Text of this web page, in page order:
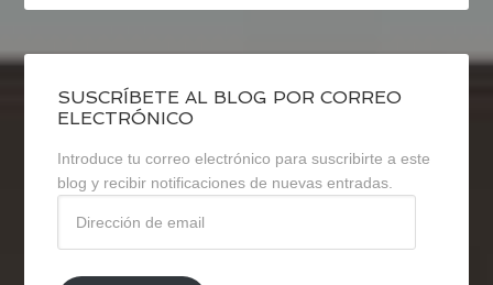
SUSCRÍBETE AL BLOG POR CORREO
ELECTRÓNICO
Introduce tu correo electrónico para suscribirte a este
blog y recibir notificaciones de nuevas entradas.
email